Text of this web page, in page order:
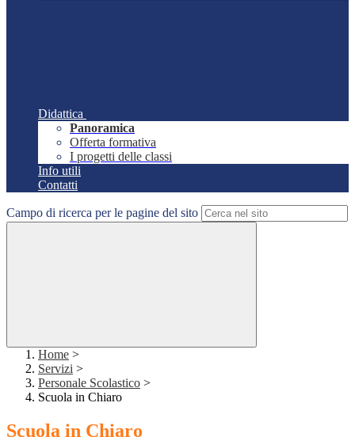
Didattica
Panoramica
Offerta formativa
I progetti delle classi
Info utili
Contatti
Campo di ricerca per le pagine del sito
Home >
Servizi >
Personale Scolastico >
Scuola in Chiaro
Scuola in Chiaro